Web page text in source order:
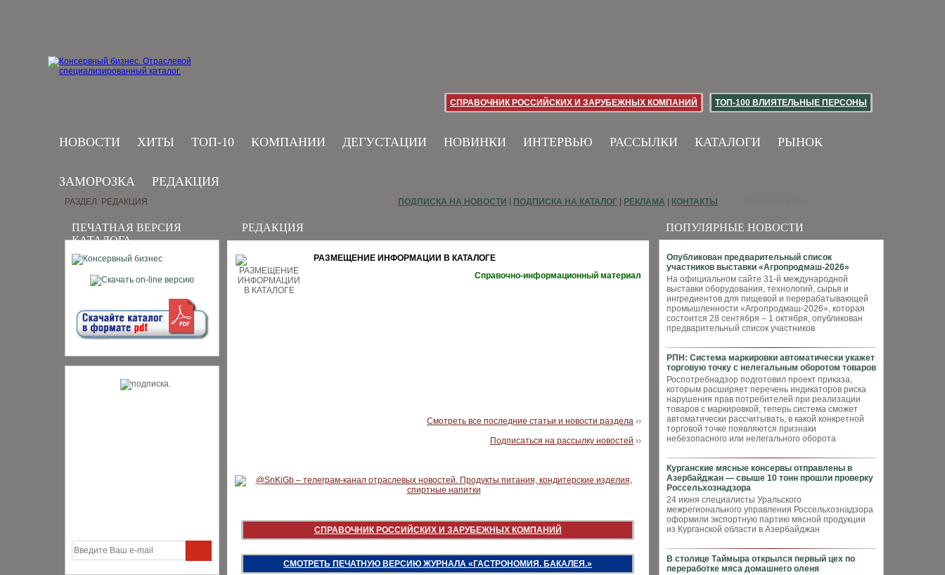
СПРАВОЧНИК РОССИЙСКИХ И ЗАРУБЕЖНЫХ КОМПАНИЙ ТОП-100 ВЛИЯТЕЛЬНЫЕ ПЕРСОНЫ
НОВОСТИ ХИТЫ ТОП-10 КОМПАНИИ ДЕГУСТАЦИИ НОВИНКИ ИНТЕРВЬЮ РАССЫЛКИ КАТАЛОГИ РЫНОК
ЗАМОРОЗКА РЕДАКЦИЯ
ПЕЧАТНАЯ ВЕРСИЯ
КАТАЛОГА
ПОПУЛЯРНЫЕ НОВОСТИ
Опубликован предварительный список
участников выставки «Агропродмаш-2026»
На официальном сайте 31-й международной
выставки оборудования, технологий, сырья и
ингредиентов для пищевой и перерабатывающей
промышленности «Агропродмаш-2026», которая
состоится 28 сентября – 1 октября, опубликован
предварительный список участников
РПН: Система маркировки автоматически укажет
торговую точку с нелегальным оборотом товаров
Роспотребнадзор подготовил проект приказа,
которым расширяет перечень индикаторов риска
нарушения прав потребителей при реализации
товаров с маркировкой, теперь система сможет
автоматически рассчитывать, в какой конкретной
торговой точке появляются признаки
небезопасного или нелегального оборота
Курганские мясные консервы отправлены в
Азербайджан — свыше 10 тонн прошли проверку
Россельхознадзора
24 июня специалисты Уральского
межрегионального управления Россельхознадзора
оформили экспортную партию мясной продукции
из Курганской области в Азербайджан
В столице Таймыра открылся первый цех по
переработке мяса домашнего оленя
РАЗДЕЛ: РЕДАКЦИЯ ПОДПИСКА НА НОВОСТИ ПОДПИСКА НА КАТАЛОГ РЕКЛАМА КОНТАКТЫ
РЕДАКЦИЯ
РАЗМЕЩЕНИЕ ИНФОРМАЦИИ В КАТАЛОГЕ
Справочно-информационный материал
Смотреть все последние статьи и новости раздела ››
Подписаться на рассылку новостей ››
СПРАВОЧНИК РОССИЙСКИХ И ЗАРУБЕЖНЫХ КОМПАНИЙ
СМОТРЕТЬ ПЕЧАТНУЮ ВЕРСИЮ ЖУРНАЛА «ГАСТРОНОМИЯ. БАКАЛЕЯ.»